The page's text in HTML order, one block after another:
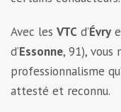
Avec les VTC d’Évry
d’Essonne, 91), vous
professionnalisme
attesté et reconnu.